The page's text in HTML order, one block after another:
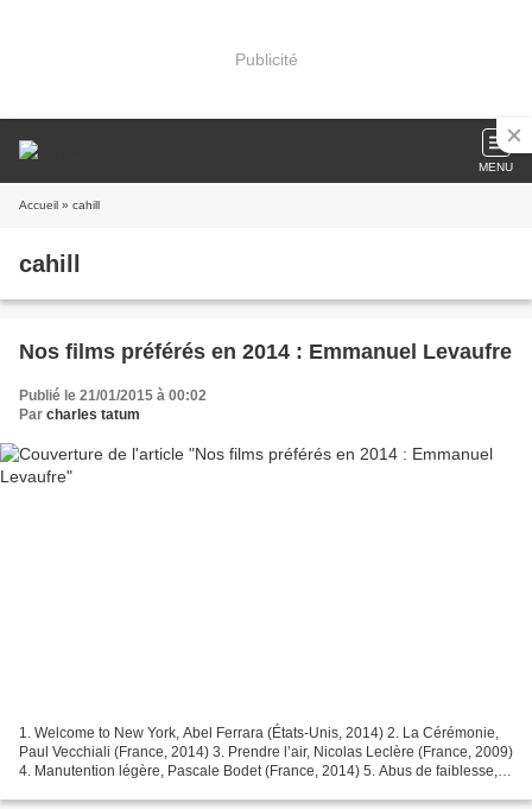
Publicité
MENU
Accueil » cahill
cahill
Nos films préférés en 2014 : Emmanuel Levaufre
Publié le 21/01/2015 à 00:02
Par charles tatum
1. Welcome to New York, Abel Ferrara (États-Unis, 2014) 2. La Cérémonie,
Paul Vecchiali (France, 2014) 3. Prendre l’air, Nicolas Leclère (France, 2009)
4. Manutention légère, Pascale Bodet (France, 2014) 5. Abus de faiblesse,